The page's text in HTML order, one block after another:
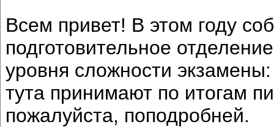
Всем привет! В этом году
подготовительное
уровня сложности
тута принимают по итогам
пожалуйста, поподробней.